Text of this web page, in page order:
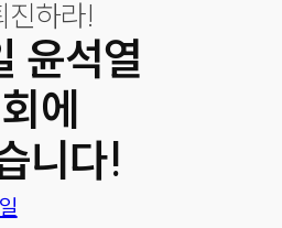
진하라!
윤석열
에
니다!